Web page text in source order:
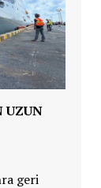
UZUN
geri